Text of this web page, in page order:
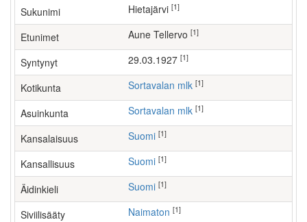
Sukunimi Hietajärvi [1]
Etunimet Aune Tellervo [1]
Syntynyt 29.03.1927 [1]
Kotikunta Sortavalan mlk [1]
Asuinkunta Sortavalan mlk [1]
Kansalaisuus Suomi [1]
Kansallisuus Suomi [1]
Äidinkieli Suomi [1]
Siviilisääty Naimaton [1]